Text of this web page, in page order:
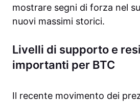
mostrare segni di forza nel
nuovi massimi storici.
Livelli di supporto e
importanti per BTC
Il recente movimento dei